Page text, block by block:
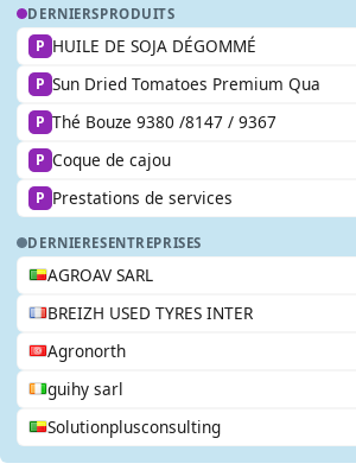
DERNIERSPRODUITS
P HUILE DE SOJA DÉGOMMÉ
P Sun Dried Tomatoes Premium Qua
P Thé Bouze 9380 /8147 / 9367
P Coque de cajou
P Prestations de services
DERNIERESENTREPRISES
AGROAV SARL
BREIZH USED TYRES INTER
Agronorth
guihy sarl
Solutionplusconsulting